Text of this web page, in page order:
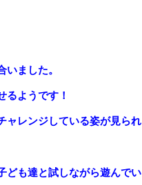
ました。
るようです！
ャレンジしている姿が見られ
ども達と試しながら遊んでい